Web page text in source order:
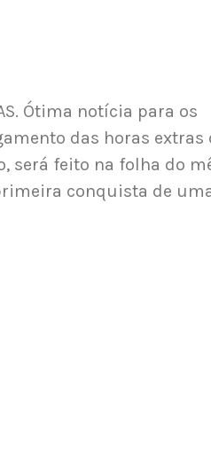
Ótima notícia para os
das horas extras
será feito na folha do
conquista de